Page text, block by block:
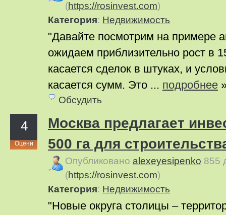
(https://rosinvest.com)
Категория: Недвижимость
"Давайте посмотрим на примере
ожидаем приблизительно рост в
касается сделок в штуках, и
касается сумм. Это ... подробнее
Обсудить
4
Оцени
Москва предлагает
500 га для
Опубликовано alexeyesipenko 855
(https://rosinvest.com)
Категория: Недвижимость
"Новые округа столицы –